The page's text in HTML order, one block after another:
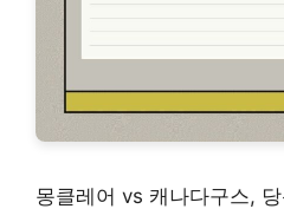
몽클레어 vs 캐나다구스,